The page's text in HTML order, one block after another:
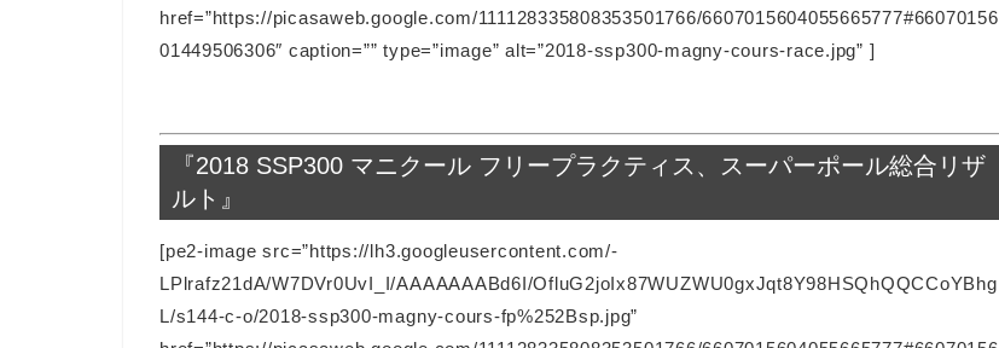
href=”https://picasaweb.google.com/111128335808353501766/6607015604055665777#66070156
01449506306″ caption=”” type=”image” alt=”2018-ssp300-magny-cours-race.jpg” ]
『2018 SSP300 マニクール フリープラクティス、スーパーポール総合リザ
ルト』
[pe2-image src=”https://lh3.googleusercontent.com/-
LPlrafz21dA/W7DVr0UvI_I/AAAAAAABd6I/OfluG2joIx87WUZWU0gxJqt8Y98HSQhQQCCoYBhg
L/s144-c-o/2018-ssp300-magny-cours-fp%252Bsp.jpg”